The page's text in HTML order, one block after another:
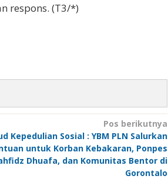
respons. (T3/*)
Pos berikutnya
Kepedulian Sosial : YBM PLN Salurkan
untuk Korban Kebakaran, Ponpes
Dhuafa, dan Komunitas Bentor di
Gorontalo